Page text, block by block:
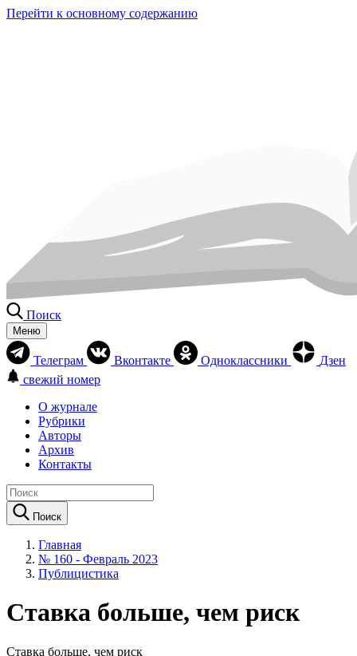
Перейти к основному содержанию
Поиск
Меню
Телеграм Вконтакте Одноклассники
Дзен
свежий номер
О журнале
Рубрики
Авторы
Архив
Контакты
Поиск
Главная
№ 160 - Февраль 2023
Публицистика
Ставка больше, чем риск
Ставка больше, чем риск